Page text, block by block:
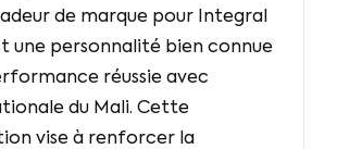
de marque pour Integral
une personnalité bien connue
réussie avec
du Mali. Cette
vise à renforcer la